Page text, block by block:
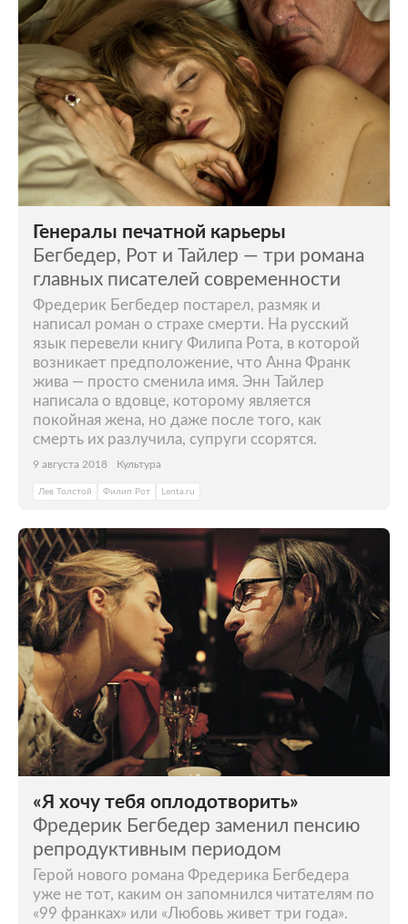
Генералы печатной карьеры
Бегбедер, Рот и Тайлер — три романа
главных писателей современности
Фредерик Бегбедер постарел, размяк и
написал роман о страхе смерти. На русский
язык перевели книгу Филипа Рота, в которой
возникает предположение, что Анна Франк
жива — просто сменила имя. Энн Тайлер
написала о вдовце, которому является
покойная жена, но даже после того, как
смерть их разлучила, супруги ссорятся.
9 августа 2018 Культура
Лев Толстой Филип Рот Lenta.ru
«Я хочу тебя оплодотворить»
Фредерик Бегбедер заменил пенсию
репродуктивным периодом
Герой нового романа Фредерика Бегбедера
уже не тот, каким он запомнился читателям по
«99 франках» или «Любовь живет три года».